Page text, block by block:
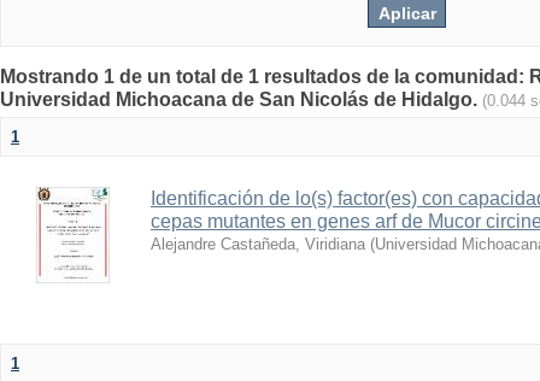
Mostrando 1 de un total de 1 resultados de la comunidad:
Universidad Michoacana de San Nicolás de Hidalgo. (0.044
1
Identificación de lo(s) factor(es) con
cepas mutantes en genes arf de Mucor
Alejandre Castañeda, Viridiana (Universidad
1